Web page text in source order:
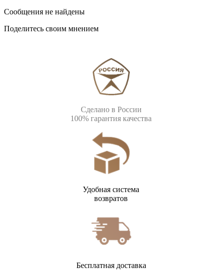
Сообщения не найдены
Поделитесь своим мнением
Сделано в России
100% гарантия качества
Удобная система
возвратов
Бесплатная доставка